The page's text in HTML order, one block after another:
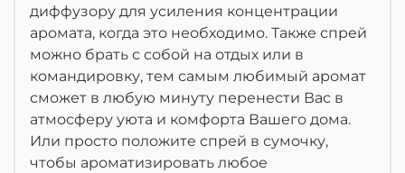
диффузору для усиления концентрации
аромата, когда это необходимо. Также спрей
можно брать с собой на отдых или в
командировку, тем самым любимый аромат
сможет в любую минуту перенести Вас в
атмосферу уюта и комфорта Вашего дома.
Или просто положите спрей в сумочку,
чтобы ароматизировать любое